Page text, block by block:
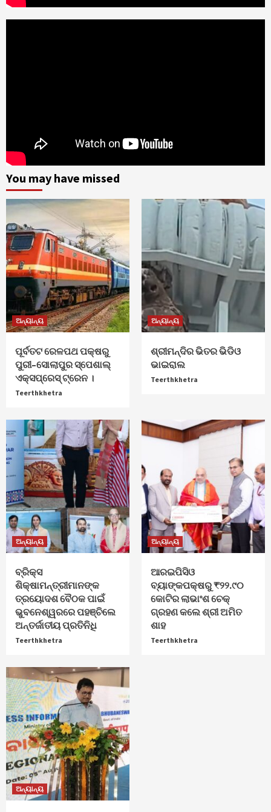
You may have missed
ଅନ୍ୟାନ୍ୟ
ପୂର୍ବତଟ ରେଳପଥ ପକ୍ଷରୁ
ପୁରୀ–ସୋଲାପୁର ସ୍ପେଶାଲ୍
ଏକ୍ସପ୍ରେସ୍ ଟ୍ରେନ ।
Teerthkhetra
ଅନ୍ୟାନ୍ୟ
ଶ୍ରୀମନ୍ଦିର ଭିତର ଭିଡିଓ
ଭାଇରାଲ
Teerthkhetra
ଅନ୍ୟାନ୍ୟ
ବ୍ରିକ୍ସ
ଶିକ୍ଷାମନ୍ତ୍ରୀମାନଙ୍କ
ତ୍ରୟୋଦଶ ବୈଠକ ପାଇଁ
ଭୁବନେଶ୍ୱରରେ ପହଞ୍ଚିଲେ
ଅନ୍ତର୍ଜାତୀୟ ପ୍ରତିନିଧି
Teerthkhetra
ଅନ୍ୟାନ୍ୟ
ଆରଇପିସିଓ
ବ୍ୟାଙ୍କପକ୍ଷରୁ ₹୨୨.୯୦
କୋଟିର ଲାଭାଂଶ ଚେକ୍
ଗ୍ରହଣ କଲେ ଶ୍ରୀ ଅମିତ
ଶାହ
Teerthkhetra
ଅନ୍ୟାନ୍ୟ